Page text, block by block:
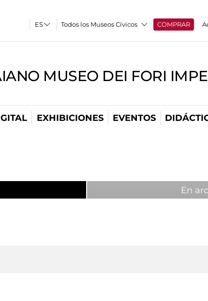
Todos los Museos Cívicos COMPRAR
MUSEO DEI FORI
EXHIBICIONES EVENTOS
tab) En